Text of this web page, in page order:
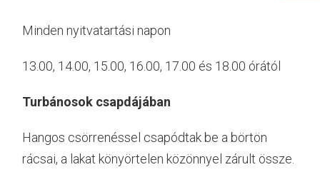
Minden nyitvatartási napon
13.00, 14.00, 15.00, 16.00, 17.00 és 18.00 órától
Turbánosok csapdájában
Hangos csörrenéssel csapódtak be a börtön
rácsai, a lakat könyörtelen közönnyel zárult össze.